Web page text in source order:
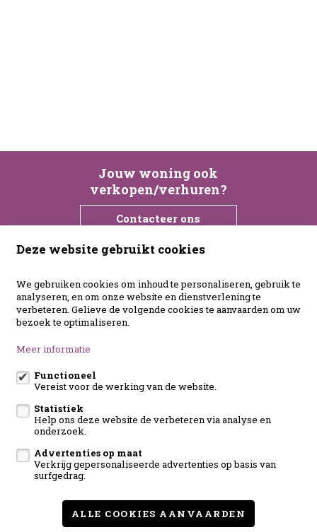
Jouw woning ook
verkopen/verhuren?
Contacteer ons
immogoed Brugge
Abelendreef 7
8200 Brugge
6830 Bouillon
eigenaarslogin
Te koop
Contact
Onze diensten
Nieuws
Deze website gebruikt cookies
We gebruiken cookies om inhoud te personaliseren, gebruik te
analyseren, en om onze website en dienstverlening te
verbeteren. Gelieve de volgende cookies te aanvaarden om uw
bezoek te optimaliseren.
Meer informatie
Functioneel
Vereist voor de werking van de website.
Statistiek
Help ons deze website de verbeteren via analyse en
onderzoek.
Advertenties op maat
Verkrijg gepersonaliseerde advertenties op basis van
surfgedrag.
ALLE COOKIES AANVAARDEN